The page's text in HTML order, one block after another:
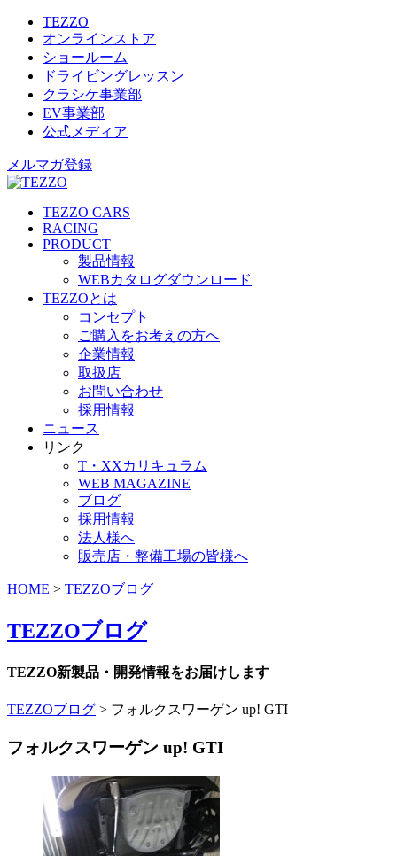
TEZZO
オンラインストア
ショールーム
ドライビングレッスン
クラシケ事業部
EV事業部
公式メディア
メルマガ登録
TEZZO CARS
RACING
PRODUCT
製品情報
WEBカタログダウンロード
TEZZOとは
コンセプト
ご購入をお考えの方へ
企業情報
取扱店
お問い合わせ
採用情報
ニュース
リンク
T・XXカリキュラム
WEB MAGAZINE
ブログ
採用情報
法人様へ
販売店・整備工場の皆様へ
HOME > TEZZOブログ
TEZZOブログ
TEZZO新製品・開発情報をお届けします
TEZZOブログ > フォルクスワーゲン up! GTI
フォルクスワーゲン up! GTI